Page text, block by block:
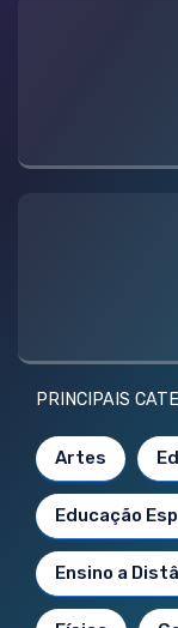
PRINCIPAIS
Artes
Educação
Ensino a